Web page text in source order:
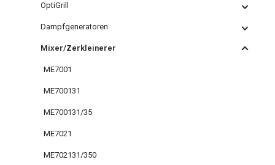
OptiGrill
Dampfgeneratoren
Mixer/Zerkleinerer
ME7001
ME700131
ME700131/35
ME7021
ME702131/350